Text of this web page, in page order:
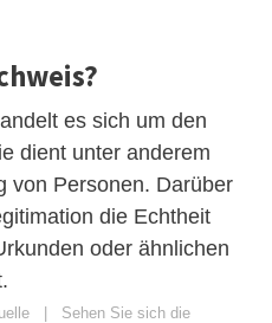
es sich um den
dient unter anderem
von Personen. Darüber
die Echtheit
oder ähnlichen
| Sehen Sie sich die